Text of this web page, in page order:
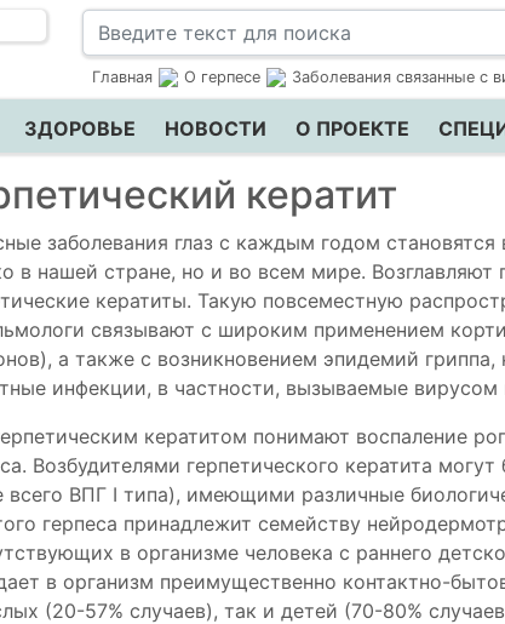
Главная О герпесе Заболевания связанные с
ЗДОРОВЬЕ НОВОСТИ О ПРОЕКТЕ
кератит
заболевания глаз с каждым годом
в нашей стране, но и во всем мире. Возглавляют
кератиты. Такую повсеместную
связывают с широким применением
а также с возникновением эпидемий
инфекции, в частности, вызываемые вирусом
кератитом понимают воспаление
Возбудителями герпетического кератита
всего ВПГ I типа), имеющими различные
герпеса принадлежит семейству
в организме человека с раннего
в организм преимущественно контактно-
(20-57% случаев), так и детей (70-80%